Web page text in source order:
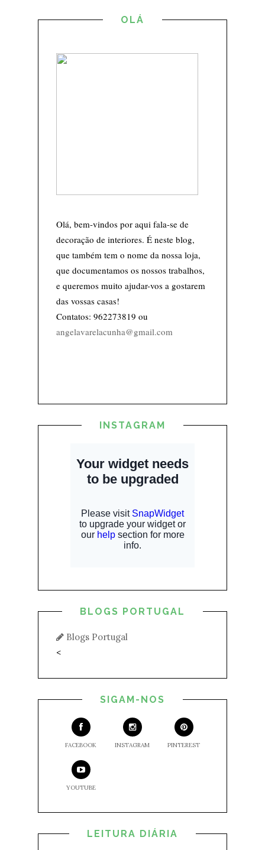
OLÁ
Olá, bem-vindos por aqui fala-se de
decoração de interiores. É neste blog,
que também tem o nome da nossa loja,
que documentamos os nossos trabalhos,
e queremos muito ajudar-vos a gostarem
das vossas casas!
Contatos: 962273819 ou
angelavarelacunha@gmail.com
INSTAGRAM
BLOGS PORTUGAL
Blogs Portugal
<
SIGAM-NOS
FACEBOOK INSTAGRAM PINTEREST
YOUTUBE
LEITURA DIÁRIA